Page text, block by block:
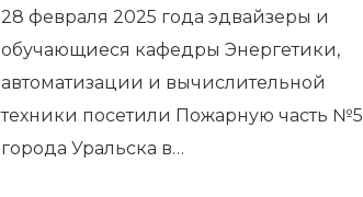
28 февраля 2025 года эдвайзеры и
обучающиеся кафедры Энергетики,
автоматизации и вычислительной
техники посетили Пожарную часть №5
города Уральска в…